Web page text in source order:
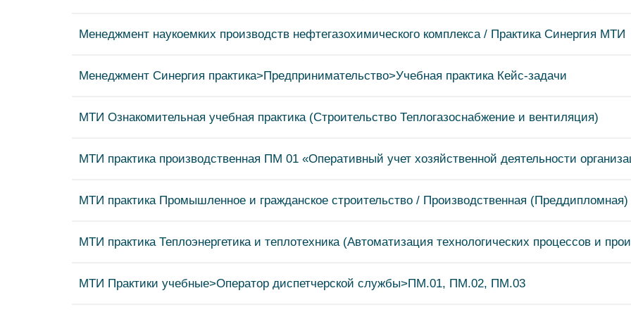
Менеджмент наукоемких производств нефтегазохимического комплекса / Практика Синергия МТИ
Менеджмент Синергия практика>Предпринимательство>Учебная практика Кейс-задачи
МТИ Ознакомительная учебная практика (Строительство Теплогазоснабжение и вентиляция)
МТИ практика производственная ПМ 01 «Оперативный учет хозяйственной деятельности
МТИ практика Промышленное и гражданское строительство / Производственная (Преддипломная)
МТИ практика Теплоэнергетика и теплотехника (Автоматизация технологических процессов и
МТИ Практики учебные>Оператор диспетчерской службы>ПМ.01, ПМ.02, ПМ.03